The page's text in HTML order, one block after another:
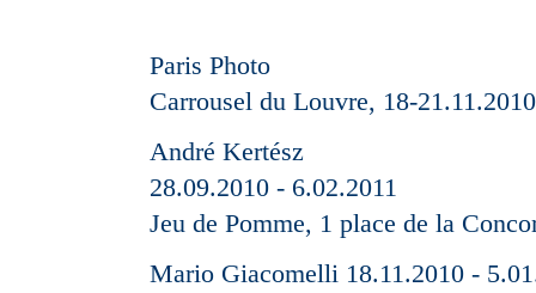
Paris Photo
Carrousel du Louvre, 18-21.11.2010
André Kertész
28.09.2010 - 6.02.2011
Jeu de Pomme, 1 place de la
Mario Giacomelli 18.11.2010 -